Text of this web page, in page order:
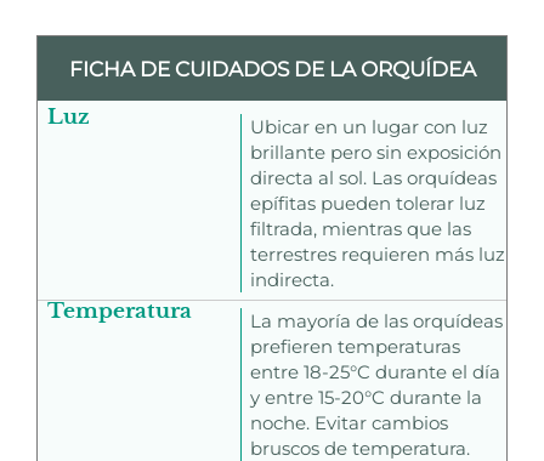
FICHA DE CUIDADOS DE LA ORQUÍDEA
Luz
Ubicar en un lugar con luz
brillante pero sin exposición
directa al sol. Las orquídeas
epífitas pueden tolerar luz
filtrada, mientras que las
terrestres requieren más luz
indirecta.
Temperatura
La mayoría de las orquídeas
prefieren temperaturas
entre 18-25°C durante el día
y entre 15-20°C durante la
noche. Evitar cambios
bruscos de temperatura.